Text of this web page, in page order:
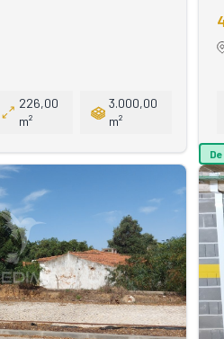
226,00
m²
3.000,00
m²